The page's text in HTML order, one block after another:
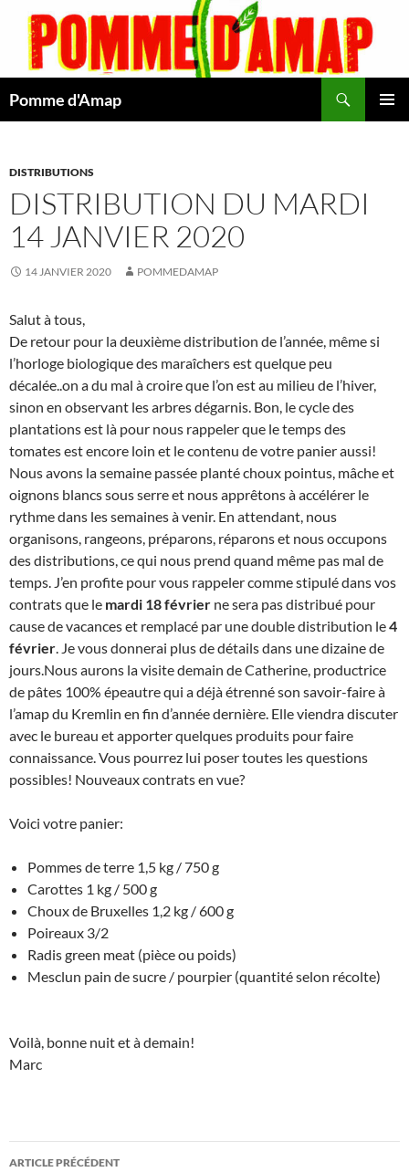
contenu
Pomme d'Amap
DISTRIBUTIONS
DISTRIBUTION DU MARDI
14 JANVIER 2020
14 JANVIER 2020 POMMEDAMAP
Salut à tous,
De retour pour la deuxième distribution de l’année, même si
l’horloge biologique des maraîchers est quelque peu
décalée..on a du mal à croire que l’on est au milieu de l’hiver,
sinon en observant les arbres dégarnis. Bon, le cycle des
plantations est là pour nous rappeler que le temps des
tomates est encore loin et le contenu de votre panier aussi!
Nous avons la semaine passée planté choux pointus, mâche et
oignons blancs sous serre et nous apprêtons à accélérer le
rythme dans les semaines à venir. En attendant, nous
organisons, rangeons, préparons, réparons et nous occupons
des distributions, ce qui nous prend quand même pas mal de
temps. J’en profite pour vous rappeler comme stipulé dans vos
contrats que le mardi 18 février ne sera pas distribué pour
cause de vacances et remplacé par une double distribution le4
février. Je vous donnerai plus de détails dans une dizaine de
jours.Nous aurons la visite demain de Catherine, productrice
de pâtes 100% épeautre qui a déjà étrenné son savoir-faire à
l’amap du Kremlin en fin d’année dernière. Elle viendra discuter
avec le bureau et apporter quelques produits pour faire
connaissance. Vous pourrez lui poser toutes les questions
possibles! Nouveaux contrats en vue?
Voici votre panier:
Pommes de terre 1,5 kg / 750 g
Carottes 1 kg / 500 g
Choux de Bruxelles 1,2 kg / 600 g
Poireaux 3/2
Radis green meat (pièce ou poids)
Mesclun pain de sucre / pourpier (quantité selon récolte)
Voilà, bonne nuit et à demain!
Marc
Navigation
ARTICLE PRÉCÉDENT